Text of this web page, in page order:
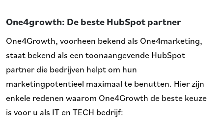
One4growth: De beste HubSpot partner
One4Growth, voorheen bekend als One4marketing,
staat bekend als een toonaangevende HubSpot
partner die bedrijven helpt om hun
marketingpotentieel maximaal te benutten. Hier zijn
enkele redenen waarom One4Growth de beste keuze
is voor u als IT en TECH bedrijf: